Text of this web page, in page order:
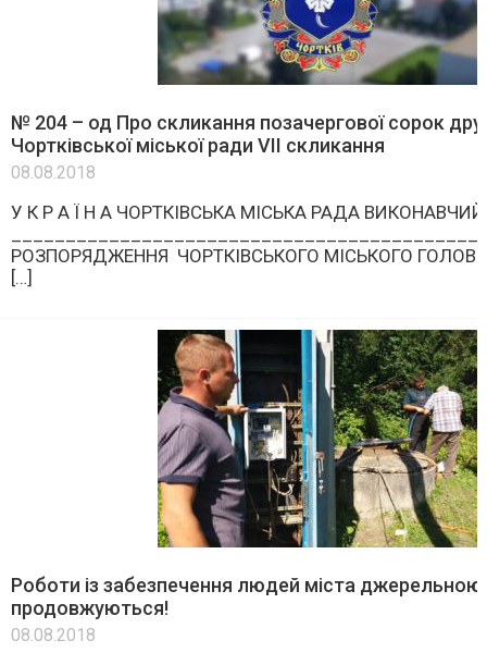
№ 204 – од Про скликання позачергової сорок
Чортківської міської ради VІІ скликання
08.08.2018
У К Р А Ї Н А ЧОРТКІВСЬКА МІСЬКА РАДА
РОЗПОРЯДЖЕННЯ ЧОРТКІВСЬКОГО МІСЬКОГО ГОЛОВИ
[…]
Роботи із забезпечення людей міста
продовжуються!
08.08.2018